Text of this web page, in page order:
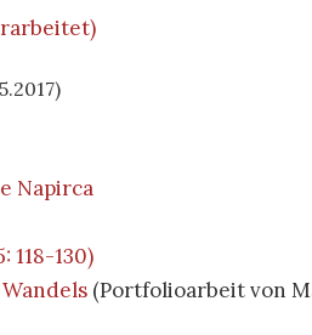
Napirca
118-130)
(Portfolioarbeit von